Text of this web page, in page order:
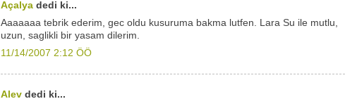
Açalya dedi ki...
Aaaaaaa tebrik ederim, gec oldu kusuruma bakma lutfen. Lara Su ile mutlu,
uzun, saglikli bir yasam dilerim.
11/14/2007 2:12 ÖÖ
Alev dedi ki...